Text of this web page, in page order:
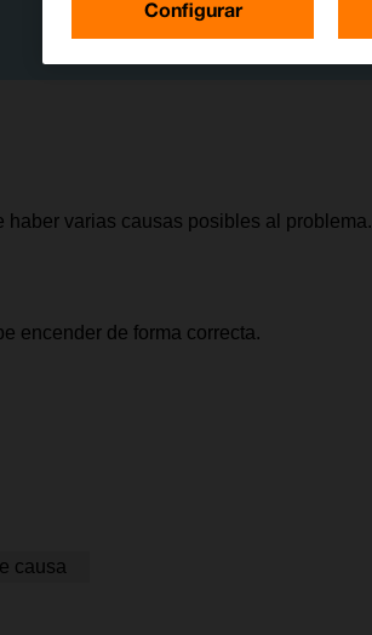
varias causas posibles al problema.
encender de forma correcta.
causa
Configurar